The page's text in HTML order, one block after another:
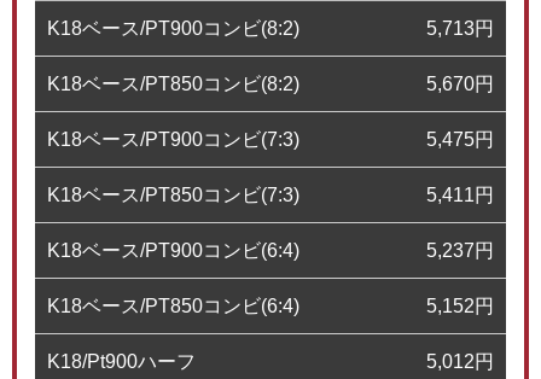
K18ベース/PT900コンビ(8:2) 5,713円
K18ベース/PT850コンビ(8:2) 5,670円
K18ベース/PT900コンビ(7:3) 5,475円
K18ベース/PT850コンビ(7:3) 5,411円
K18ベース/PT900コンビ(6:4) 5,237円
K18ベース/PT850コンビ(6:4) 5,152円
K18/Pt900ハーフ 5,012円